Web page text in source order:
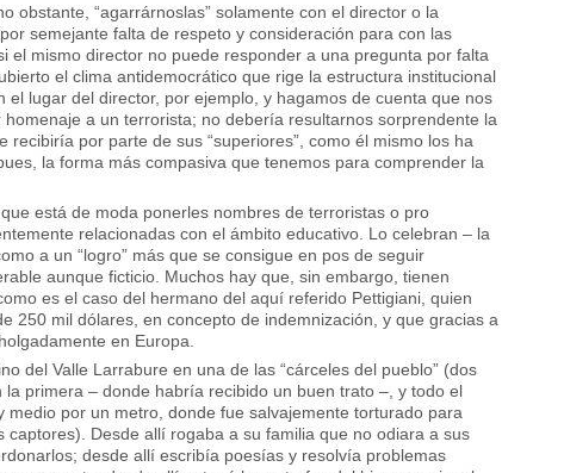
obstante, “agarrárnoslas” solamente con el director o la
semejante falta de respeto y consideración para con las
el mismo director no puede responder a una pregunta por falta
el clima antidemocrático que rige la estructura institucional
el lugar del director, por ejemplo, y hagamos de cuenta que nos
homenaje a un terrorista; no debería resultarnos sorprendente la
recibiría por parte de sus “superiores”, como él mismo los ha
la forma más compasiva que tenemos para comprender la
está de moda ponerles nombres de terroristas o pro
relacionadas con el ámbito educativo. Lo celebran – la
a un “logro” más que se consigue en pos de seguir
aunque ficticio. Muchos hay que, sin embargo, tienen
es el caso del hermano del aquí referido Pettigiani, quien
250 mil dólares, en concepto de indemnización, y que gracias a
en Europa.
del Valle Larrabure en una de las “cárceles del pueblo” (dos
primera – donde habría recibido un buen trato –, y todo el
medio por un metro, donde fue salvajemente torturado para
captores). Desde allí rogaba a su familia que no odiara a sus
desde allí escribía poesías y resolvía problemas